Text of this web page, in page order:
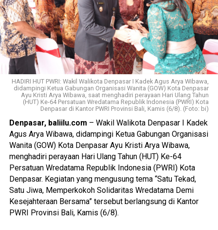
HADIRI HUT PWRI: Wakil Walikota Denpasar I Kadek Agus Arya Wibawa,
didampingi Ketua Gabungan Organisasi Wanita (GOW) Kota Denpasar
Ayu Kristi Arya Wibawa, saat menghadiri perayaan Hari Ulang Tahun
(HUT) Ke-64 Persatuan Wredatama Republik Indonesia (PWRI) Kota
Denpasar di Kantor PWRI Provinsi Bali, Kamis (6/8). (Foto: bi)
Denpasar, baliilu.com – Wakil Walikota Denpasar I Kadek
Agus Arya Wibawa, didampingi Ketua Gabungan Organisasi
Wanita (GOW) Kota Denpasar Ayu Kristi Arya Wibawa,
menghadiri perayaan Hari Ulang Tahun (HUT) Ke-64
Persatuan Wredatama Republik Indonesia (PWRI) Kota
Denpasar. Kegiatan yang mengusung tema “Satu Tekad,
Satu Jiwa, Memperkokoh Solidaritas Wredatama Demi
Kesejahteraan Bersama” tersebut berlangsung di Kantor
PWRI Provinsi Bali, Kamis (6/8).